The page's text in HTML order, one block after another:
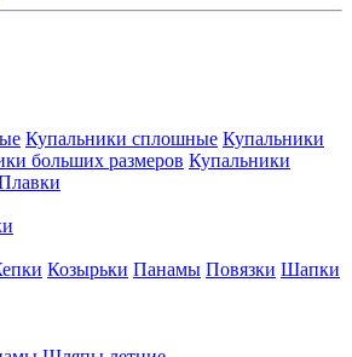
Купальники сплошные Купальники
больших размеров Купальники
Козырьки Панамы Повязки Шапки